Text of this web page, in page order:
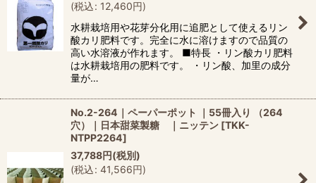
(税込: 12,460円)
水耕栽培用や花芽分化用に追肥として使えるリン
酸カリ肥料です。完全に水に溶けますので品質の
高い水溶液が作れます。 ■特長 ・リン酸カリ肥料
は水耕栽培用の肥料です。 ・リン酸、加里の成分
量が…
No.2-264｜ペーパーポット ｜55冊入り （264
穴）｜日本甜菜製糖 ｜ニッテン [TKK-
NTPP2264]
37,788円(税別)
(税込: 41,566円)